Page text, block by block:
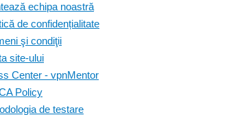
echipa noastră
de confidențialitate
şi condiţii
site-ului
Center - vpnMentor
Policy
de testare